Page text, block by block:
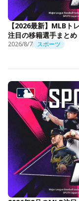
【2026最新】MLBト
注目の移籍選手まとめ
2026/8/7 スポーツ